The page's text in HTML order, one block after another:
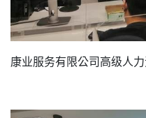
康业服务有限公司高级人